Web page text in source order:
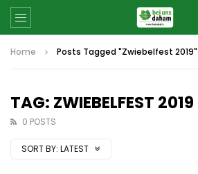
Home Posts Tagged "Zwiebelfest 2019"
TAG: ZWIEBELFEST 2019
0 POSTS
SORT BY: LATEST